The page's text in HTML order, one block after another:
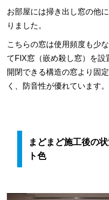
お部屋には掃き出し窓の他
りました。
こちらの窓は使用頻度も少
てFIX窓（嵌め殺し窓）を設
開閉できる構造の窓より固
く、防音性が優れています。
まどまど施工後の
ト色